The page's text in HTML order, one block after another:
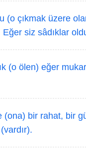
(o çıkmak üzere
siz sâdıklar
(o ölen) eğer
(ona) bir rahat, bir